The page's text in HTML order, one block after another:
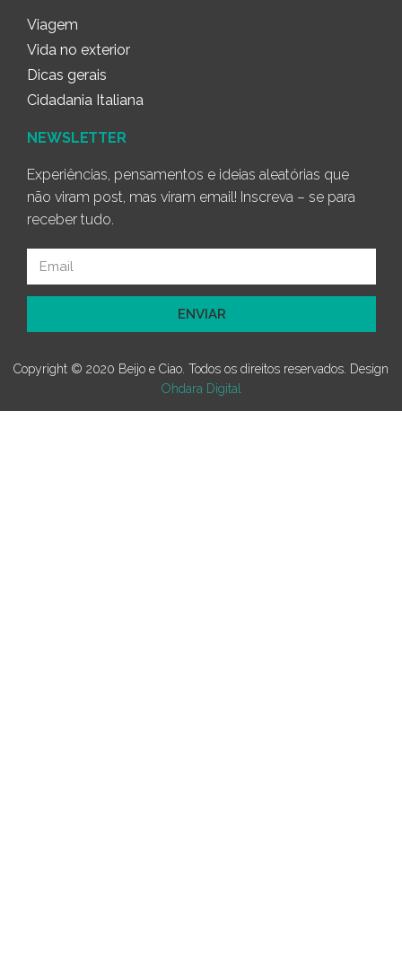
Viagem
Vida no exterior
Dicas gerais
Cidadania Italiana
NEWSLETTER
Experiências, pensamentos e ideias aleatórias que
não viram post, mas viram email! Inscreva – se para
receber tudo.
ENVIAR
Copyright © 2020 Beijo e Ciao. Todos os direitos reservados. Design
Ohdara Digital